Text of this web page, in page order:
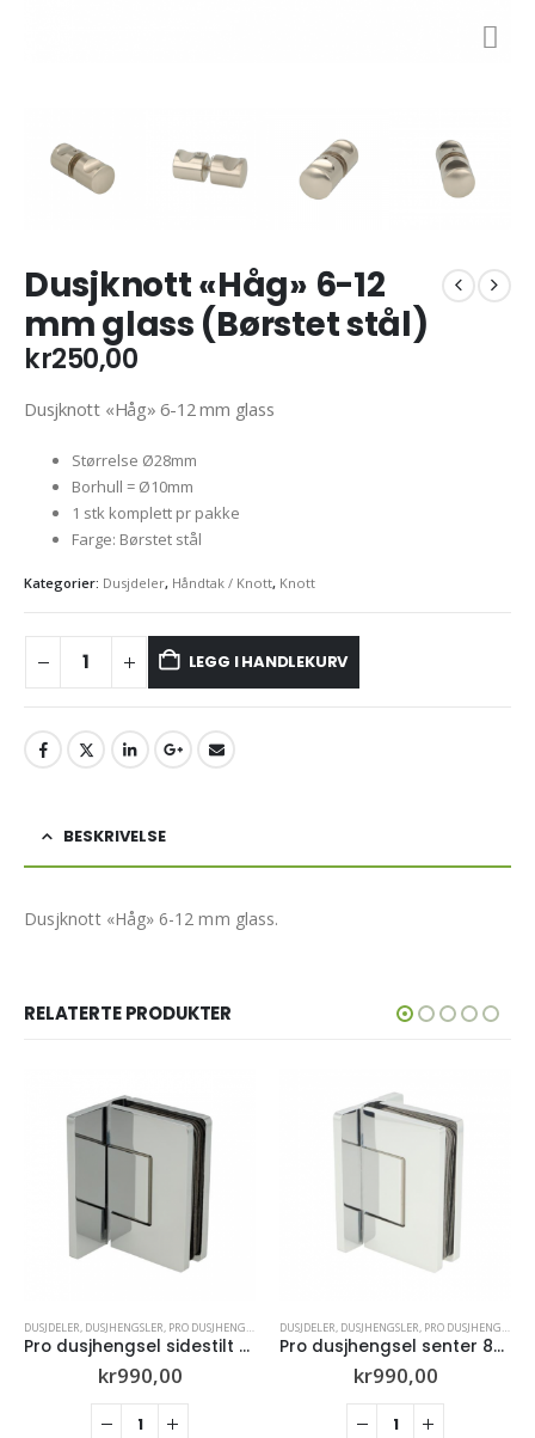
Dusjknott «Håg» 6-12
mm glass (Børstet stål)
kr250,00
Dusjknott «Håg» 6-12 mm glass
Størrelse Ø28mm
Borhull = Ø10mm
1 stk komplett pr pakke
Farge: Børstet stål
Kategorier: Dusjdeler, Håndtak / Knott, Knott
LEGG I HANDLEKURV
BESKRIVELSE
Dusjknott «Håg» 6-12 mm glass.
RELATERTE PRODUKTER
DUSJDELER, DUSJHENGSLER, PRO DUSJHENGSLER
Pro dusjhengsel sidestilt 8-10mm glass (Krom)
kr990,00
DUSJDELER, DUSJHENGSLER, PRO DUSJHENGSLER
Pro dusjhengsel senter 8-10mm glass (Krom)
kr990,00